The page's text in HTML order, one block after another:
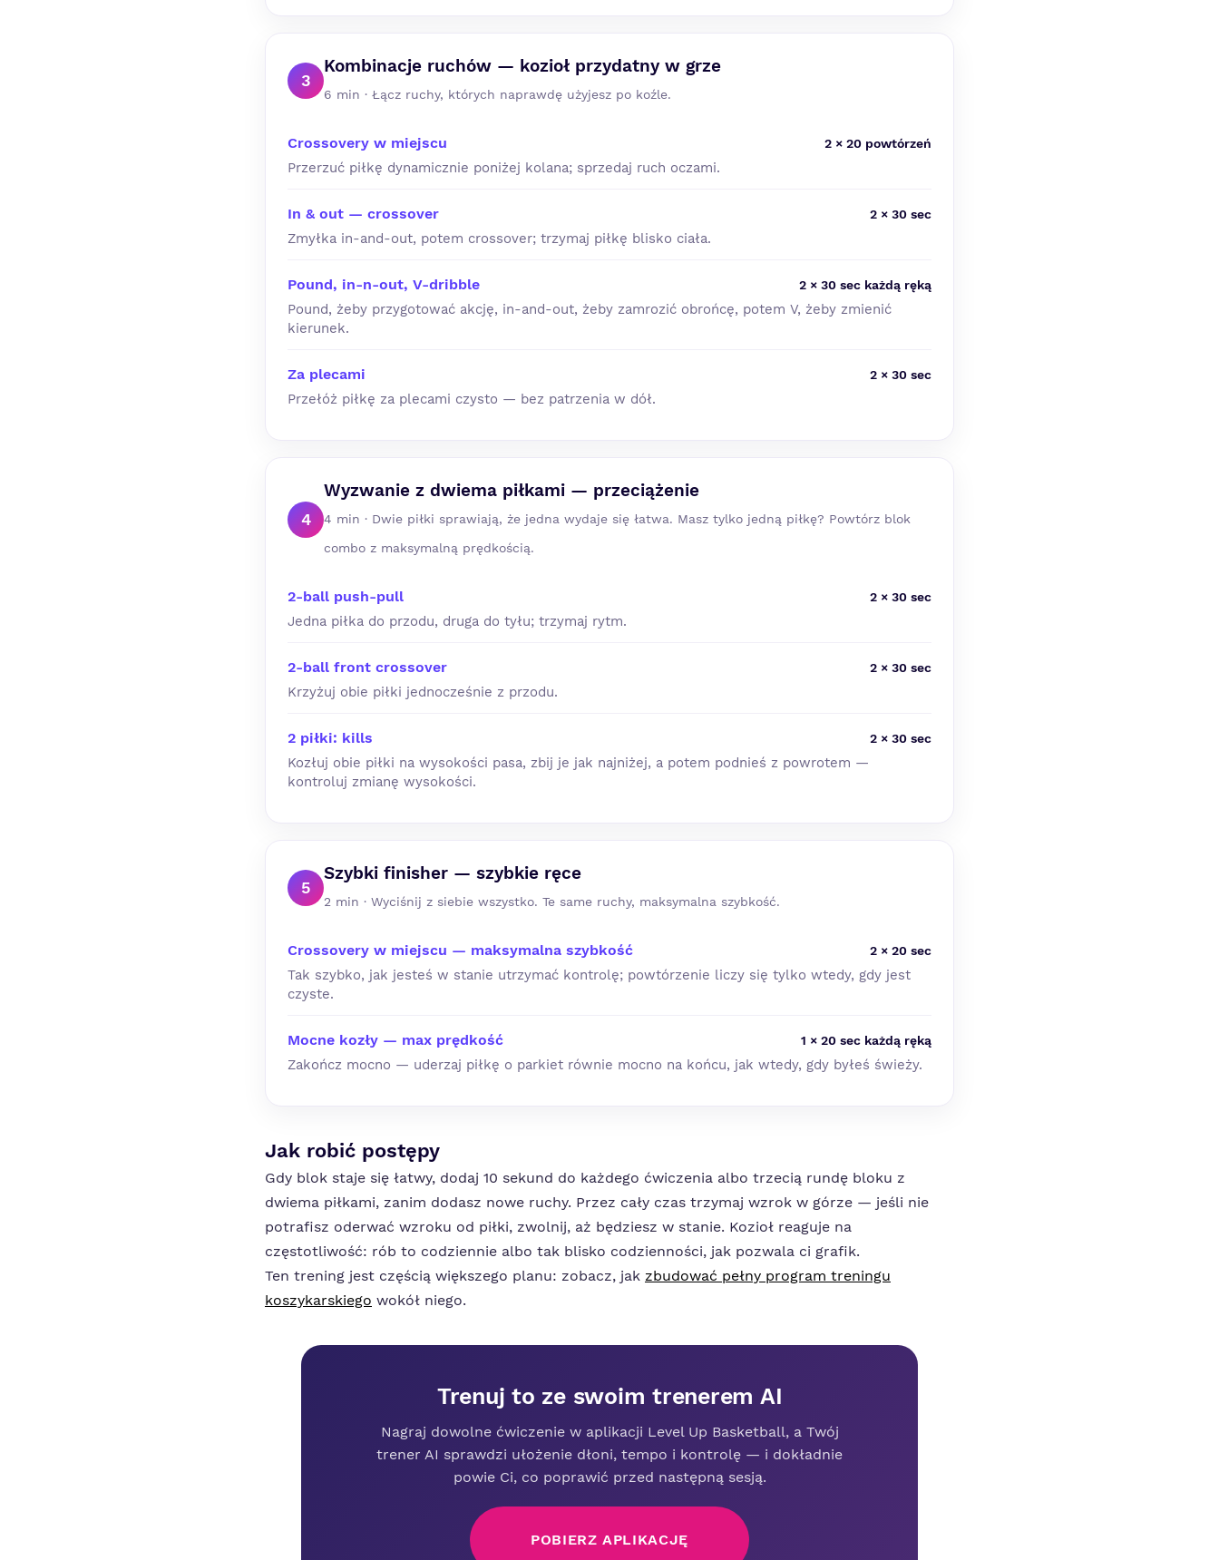
3
Kombinacje ruchów — kozioł przydatny w grze
6 min · Łącz ruchy, których naprawdę użyjesz po koźle.
Crossovery w miejscu 2 × 20 powtórzeń
Przerzuć piłkę dynamicznie poniżej kolana; sprzedaj ruch oczami.
In & out — crossover 2 × 30 sec
Zmyłka in-and-out, potem crossover; trzymaj piłkę blisko ciała.
Pound, in-n-out, V-dribble 2 × 30 sec każdą ręką
Pound, żeby przygotować akcję, in-and-out, żeby zamrozić obrońcę, potem V, żeby zmienić
kierunek.
Za plecami 2 × 30 sec
Przełóż piłkę za plecami czysto — bez patrzenia w dół.
4
Wyzwanie z dwiema piłkami — przeciążenie
4 min · Dwie piłki sprawiają, że jedna wydaje się łatwa. Masz tylko jedną piłkę? Powtórz blok
combo z maksymalną prędkością.
2-ball push-pull 2 × 30 sec
Jedna piłka do przodu, druga do tyłu; trzymaj rytm.
2-ball front crossover 2 × 30 sec
Krzyżuj obie piłki jednocześnie z przodu.
2 piłki: kills 2 × 30 sec
Kozłuj obie piłki na wysokości pasa, zbij je jak najniżej, a potem podnieś z powrotem —
kontroluj zmianę wysokości.
5
Szybki finisher — szybkie ręce
2 min · Wyciśnij z siebie wszystko. Te same ruchy, maksymalna szybkość.
Crossovery w miejscu — maksymalna szybkość 2 × 20 sec
Tak szybko, jak jesteś w stanie utrzymać kontrolę; powtórzenie liczy się tylko wtedy, gdy jest
czyste.
Mocne kozły — max prędkość 1 × 20 sec każdą ręką
Zakończ mocno — uderzaj piłkę o parkiet równie mocno na końcu, jak wtedy, gdy byłeś świeży.
Jak robić postępy
Gdy blok staje się łatwy, dodaj 10 sekund do każdego ćwiczenia albo trzecią rundę bloku z
dwiema piłkami, zanim dodasz nowe ruchy. Przez cały czas trzymaj wzrok w górze — jeśli nie
potrafisz oderwać wzroku od piłki, zwolnij, aż będziesz w stanie. Kozioł reaguje na
częstotliwość: rób to codziennie albo tak blisko codzienności, jak pozwala ci grafik.
Ten trening jest częścią większego planu: zobacz, jak zbudować pełny program treningu
koszykarskiego wokół niego.
Trenuj to ze swoim trenerem AI
Nagraj dowolne ćwiczenie w aplikacji Level Up Basketball, a Twój
trener AI sprawdzi ułożenie dłoni, tempo i kontrolę — i dokładnie
powie Ci, co poprawić przed następną sesją.
POBIERZ APLIKACJĘ